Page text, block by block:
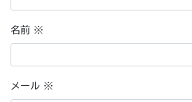
名前 ※
メール ※